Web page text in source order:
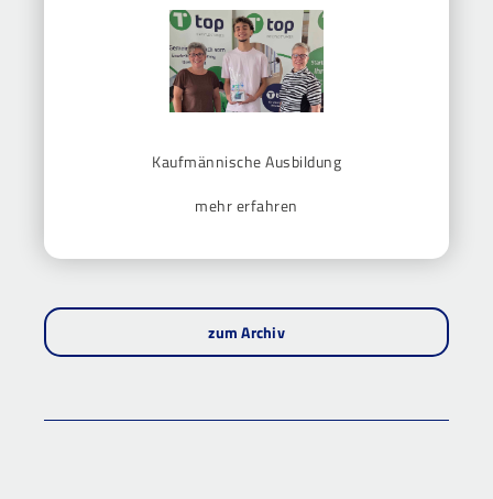
Kaufmännische Ausbildung
mehr erfahren
zum Archiv